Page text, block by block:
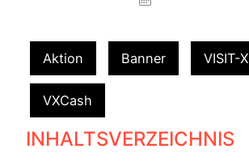
Aktion Banner VISIT-X
VXCash
INHALTSVERZEICHNIS